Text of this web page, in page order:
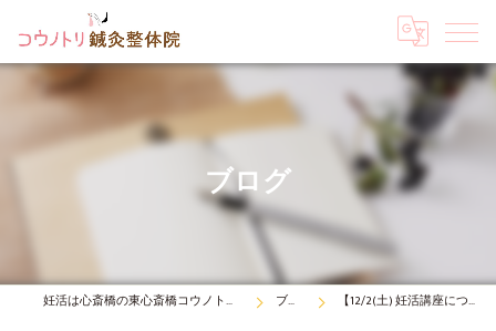
ブログ
妊活は心斎橋の東心斎橋コウノトリ鍼灸整体院 ブログ 【12/2(土) 妊活講座について(^^♪】